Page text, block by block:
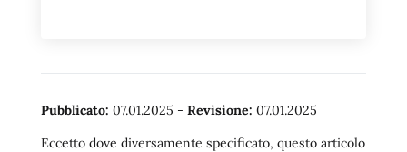
Pubblicato: 07.01.2025 - Revisione: 07.01.2025
Eccetto dove diversamente specificato, questo articolo